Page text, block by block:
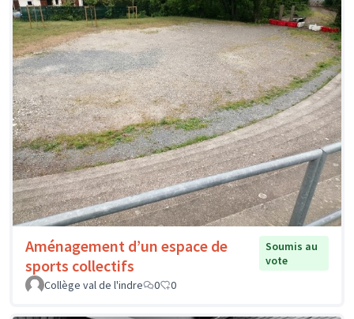
Aménagement d’un espace de
sports collectifs
Soumis au
vote
Collège val de l'indre
0 0